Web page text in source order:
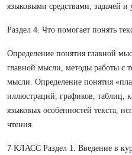
языковыми средствами, задачей
Раздел 4. Что помогает понять
Определение понятия главной
главной мысли, методы работы с
мысли. Определение понятия
иллюстраций, графиков, таблиц,
языковых особенностей текста,
чтения.
7 КЛАСС Раздел 1. Введение в